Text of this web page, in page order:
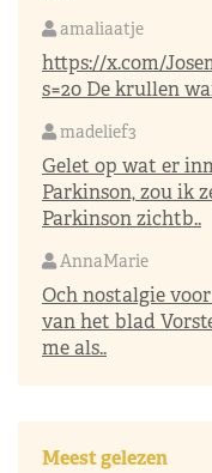
amaliaatje
https://x.com/
s=20 De krullen
madelief3
Gelet op wat er
Parkinson, zou ik
Parkinson zichtb..
AnnaMarie
Och nostalgie
van het blad
me als..
Meest gelezen